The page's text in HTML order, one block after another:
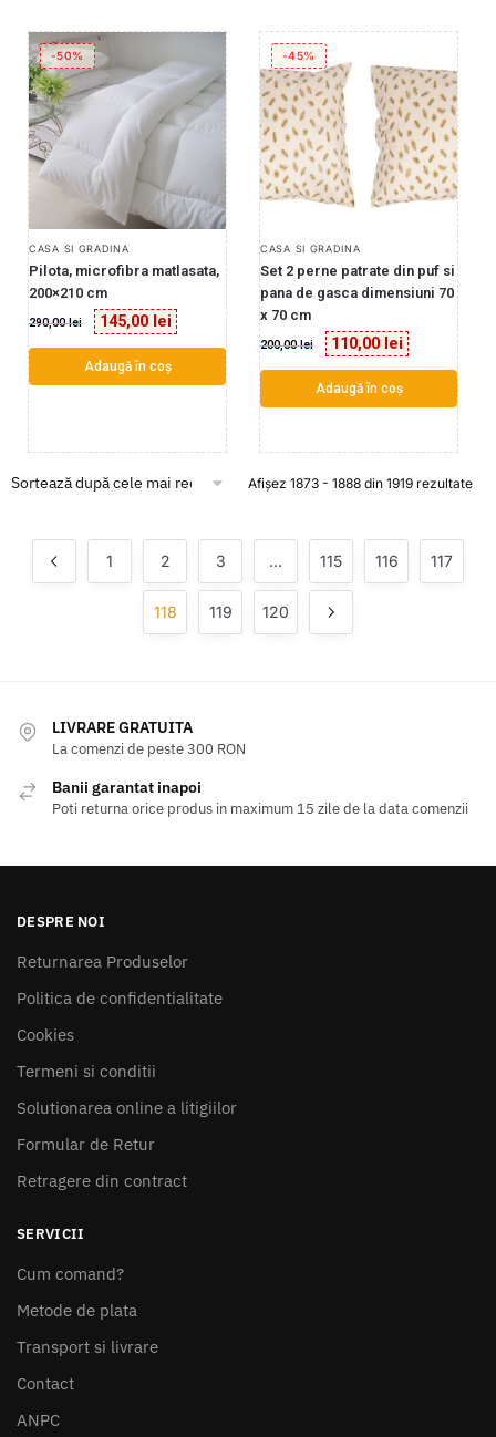
-50%
CASA SI GRADINA
Pilota, microfibra matlasata,
200×210 cm
290,00lei 145,00 lei
Adaugă în coș
-45%
CASA SI GRADINA
Set 2 perne patrate din puf si
pana de gasca dimensiuni 70
x 70 cm
200,00lei 110,00 lei
Adaugă în coș
Afișez 1873 - 1888 din 1919 rezultate
1 2 3 … 115 116 117
118 119 120
LIVRARE GRATUITA
La comenzi de peste 300 RON
Banii garantat inapoi
Poti returna orice produs in maximum 15 zile de la data comenzii
DESPRE NOI
Returnarea Produselor
Politica de confidentialitate
Cookies
Termeni si conditii
Solutionarea online a litigiilor
Formular de Retur
Retragere din contract
SERVICII
Cum comand?
Metode de plata
Transport si livrare
Contact
ANPC